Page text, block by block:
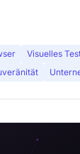
welches zu
Visuelles